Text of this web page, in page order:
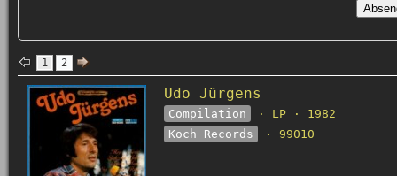
1 2
Udo Jürgens
Compilation
· LP · 1982
Koch Records
· 99010